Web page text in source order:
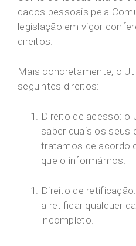
dados pessoais pela
legislação em vigor
direitos.
Mais concretamente, o
seguintes direitos:
Direito de acesso: o
saber quais os seus
tratamos de acordo
que o informámos.
Direito de
a retificar qualquer
incompleto.